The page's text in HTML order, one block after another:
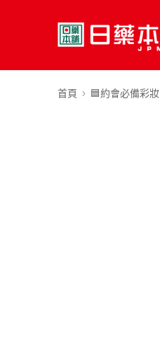
首頁 🟦約會必備彩妝